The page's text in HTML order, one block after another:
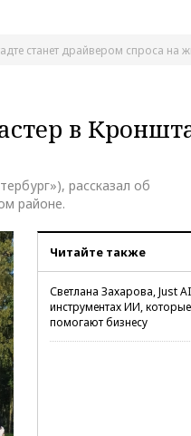
станет драйвером спроса на
в
рассказал об
районе.
Читайте также
Светлана Захарова, Just
инструментах ИИ, которые
помогают бизнесу